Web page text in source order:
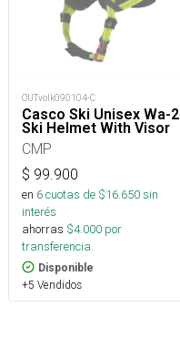
OUTvolk090104-C
Casco Ski Unisex Wa-2
Ski Helmet With Visor
CMP
$ 99.900
en 6cuotas de $16.650sin
interés
ahorras $4.000 por
transferencia.
Disponible
+5 Vendidos